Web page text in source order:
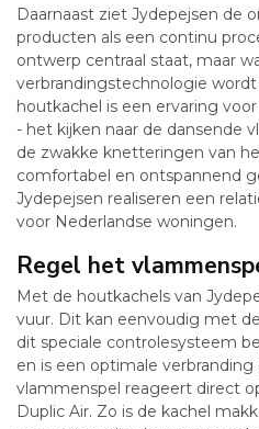
Daarnaast ziet Jydepejsen de
producten als een continu
ontwerp centraal staat, maar
verbrandingstechnologie
houtkachel is een ervaring
- het kijken naar de dansende
de zwakke knetteringen van
comfortabel en ontspannend
Jydepejsen realiseren een
voor Nederlandse woningen.
Regel het
Met de houtkachels van
vuur. Dit kan eenvoudig met
dit speciale controlesysteem
en is een optimale
vlammenspel reageert direct
Duplic Air. Zo is de kachel